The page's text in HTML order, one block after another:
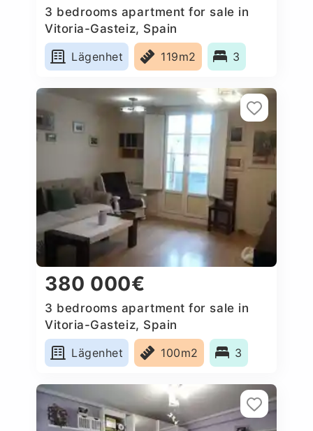
3 bedrooms apartment for sale in
Vitoria-Gasteiz, Spain
Lägenhet
119m2 3
380 000€
3 bedrooms apartment for sale in
Vitoria-Gasteiz, Spain
Lägenhet
100m2 3